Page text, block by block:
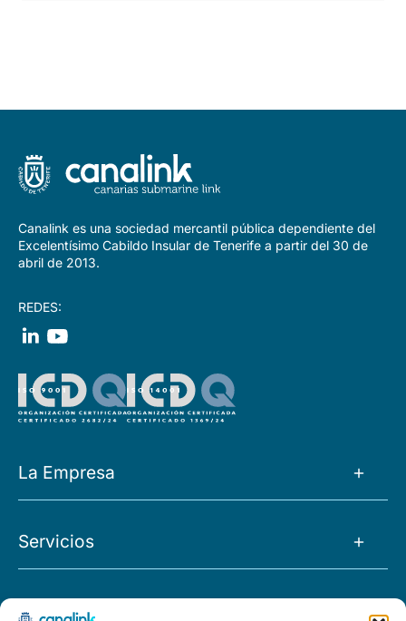
Canalink es una sociedad mercantil pública dependiente del
Excelentísimo Cabildo Insular de Tenerife a partir del 30 de
abril de 2013.
REDES:
La Empresa
Empleo
Servicios
Proyectos